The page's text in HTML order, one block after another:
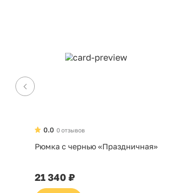
0 отзывов
0.0
Рюмка с чернью «Праздничная»
21 340 ₽